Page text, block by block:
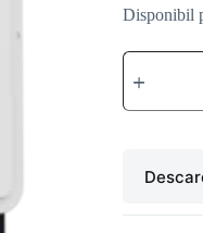
Disponibil
Cantitate
Fox
P3
Invertor
hibrid